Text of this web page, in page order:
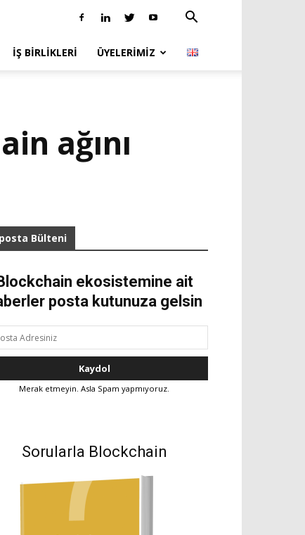
İŞ BIRLIKLERI ÜYELERIMIZ
ağını
Bülteni
ekosistemine ait
posta kutunuza gelsin
Merak etmeyin. Asla Spam yapmıyoruz.
Sorularla Blockchain